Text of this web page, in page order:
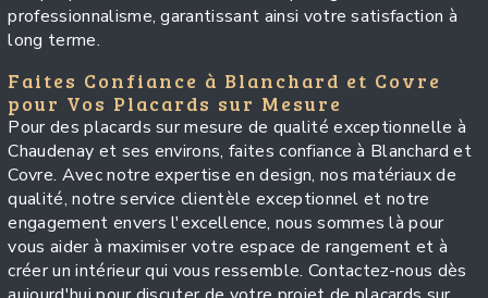
professionnalisme, garantissant ainsi votre satisfaction à
long terme.
Faites Confiance à Blanchard et Covre
pour Vos Placards sur Mesure
Pour des placards sur mesure de qualité exceptionnelle à
Chaudenay et ses environs, faites confiance à Blanchard et
Covre. Avec notre expertise en design, nos matériaux de
qualité, notre service clientèle exceptionnel et notre
engagement envers l'excellence, nous sommes là pour
vous aider à maximiser votre espace de rangement et à
créer un intérieur qui vous ressemble. Contactez-nous dès